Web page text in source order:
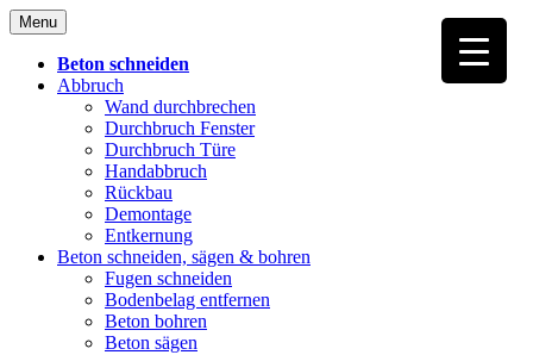
Skip
to
content
Menu
Beton schneiden
Abbruch
Wand durchbrechen
Durchbruch Fenster
Durchbruch Türe
Handabbruch
Rückbau
Demontage
Entkernung
Beton schneiden, sägen & bohren
Fugen schneiden
Bodenbelag entfernen
Beton bohren
Beton sägen